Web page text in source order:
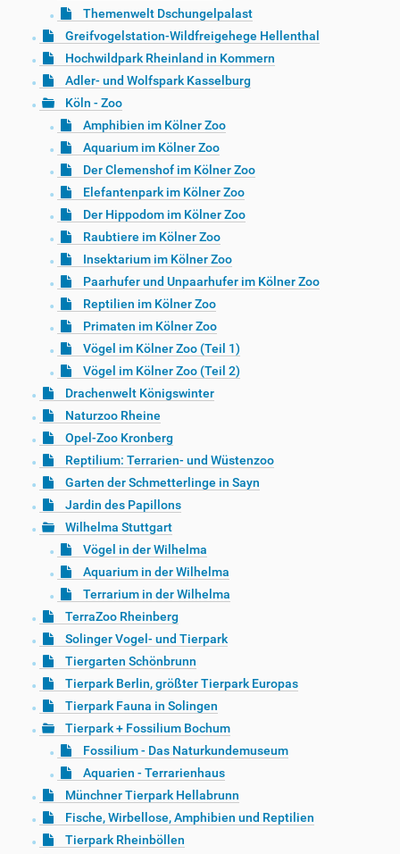
Themenwelt Dschungelpalast
Greifvogelstation-Wildfreigehege Hellenthal
Hochwildpark Rheinland in Kommern
Adler- und Wolfspark Kasselburg
Köln - Zoo
Amphibien im Kölner Zoo
Aquarium im Kölner Zoo
Der Clemenshof im Kölner Zoo
Elefantenpark im Kölner Zoo
Der Hippodom im Kölner Zoo
Raubtiere im Kölner Zoo
Insektarium im Kölner Zoo
Paarhufer und Unpaarhufer im Kölner Zoo
Reptilien im Kölner Zoo
Primaten im Kölner Zoo
Vögel im Kölner Zoo (Teil 1)
Vögel im Kölner Zoo (Teil 2)
Drachenwelt Königswinter
Naturzoo Rheine
Opel-Zoo Kronberg
Reptilium: Terrarien- und Wüstenzoo
Garten der Schmetterlinge in Sayn
Jardin des Papillons
Wilhelma Stuttgart
Vögel in der Wilhelma
Aquarium in der Wilhelma
Terrarium in der Wilhelma
TerraZoo Rheinberg
Solinger Vogel- und Tierpark
Tiergarten Schönbrunn
Tierpark Berlin, größter Tierpark Europas
Tierpark Fauna in Solingen
Tierpark + Fossilium Bochum
Fossilium - Das Naturkundemuseum
Aquarien - Terrarienhaus
Münchner Tierpark Hellabrunn
Fische, Wirbellose, Amphibien und Reptilien
Tierpark Rheinböllen